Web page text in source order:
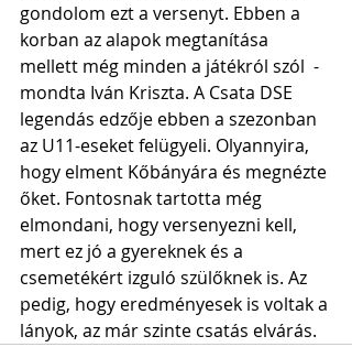
gondolom ezt a versenyt. Ebben a
korban az alapok megtanítása
mellett még minden a játékról szól  -
mondta Iván Kriszta. A Csata DSE
legendás edzője ebben a szezonban
az U11-eseket felügyeli. Olyannyira,
hogy elment Kőbányára és megnézte
őket. Fontosnak tartotta még
elmondani, hogy versenyezni kell,
mert ez jó a gyereknek és a
csemetékért izguló szülőknek is. Az
pedig, hogy eredményesek is voltak a
lányok, az már szinte csatás elvárás.